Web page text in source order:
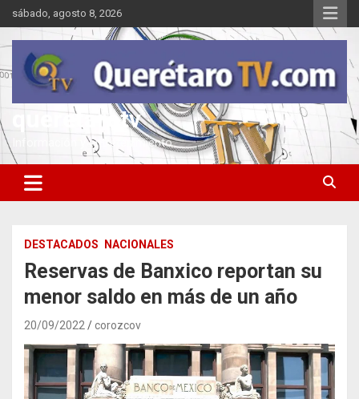
Saltar
al
contenido
sábado, agosto 8, 2026
queretarotv
Información y entretenimiento
DESTACADOS NACIONALES
Reservas de Banxico reportan su
menor saldo en más de un año
20/09/2022 corozcov